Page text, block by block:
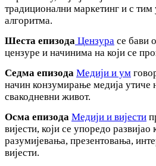
традиционални маркетинг и с
алгоритма.
Шеста епизода Цензура се бави
цензуре и начинима на који се
Седма епизода Медији и ум
начин конзумирање медија утиче
свакодневни живот.
Осма епизода Медији и вијести
вијести, који се упоредо
разумијевања, презентовања,
вијести.